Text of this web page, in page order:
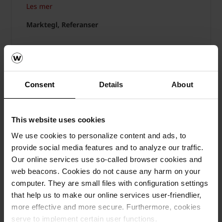
Consent Details About
This website uses cookies
We use cookies to personalize content and ads, to
provide social media features and to analyze our traffic.
Our online services use so-called browser cookies and
web beacons. Cookies do not cause any harm on your
computer. They are small files with configuration settings
that help us to make our online services user-friendlier,
more effective and more secure. Furthermore, cookies
serve to implement certain user functions.
Les mer
Marktegl, Referanser